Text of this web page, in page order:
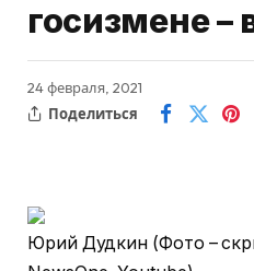
госизмене –
24 февраля, 2021
Поделиться
Юрий Дудкин (Фото –